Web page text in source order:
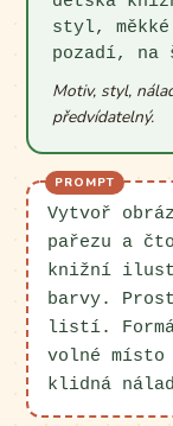
styl,
pozadí,
Motiv, styl,
předvídatelný.
Vytvoř
pařezu a
knižní
barvy.
listí.
volné
klidná